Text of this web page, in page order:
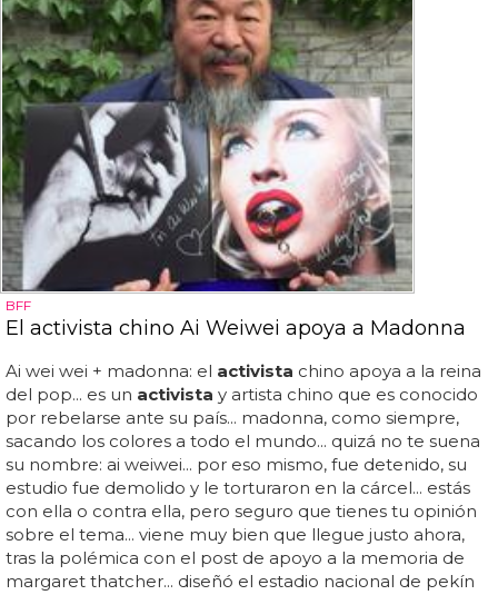
BFF
El activista chino Ai Weiwei apoya a Madonna
Ai wei wei + madonna: el activista chino apoya a la reina
del pop... es un activista y artista chino que es conocido
por rebelarse ante su país... madonna, como siempre,
sacando los colores a todo el mundo... quizá no te suena
su nombre: ai weiwei... por eso mismo, fue detenido, su
estudio fue demolido y le torturaron en la cárcel... estás
con ella o contra ella, pero seguro que tienes tu opinión
sobre el tema... viene muy bien que llegue justo ahora,
tras la polémica con el post de apoyo a la memoria de
margaret thatcher... diseñó el estadio nacional de pekín